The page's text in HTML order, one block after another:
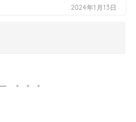
2024年1月13日